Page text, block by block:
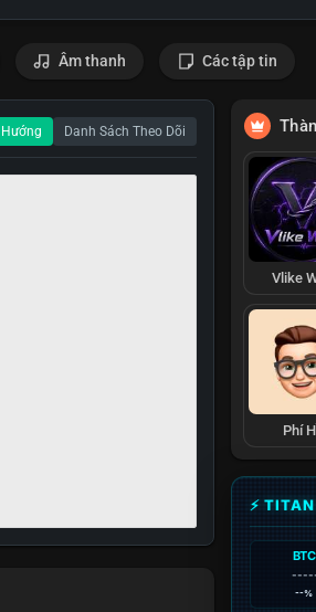
Âm thanh Các tập tin
Danh Sách Theo Dõi
Vlike
Phí
⚡
BTC
--%